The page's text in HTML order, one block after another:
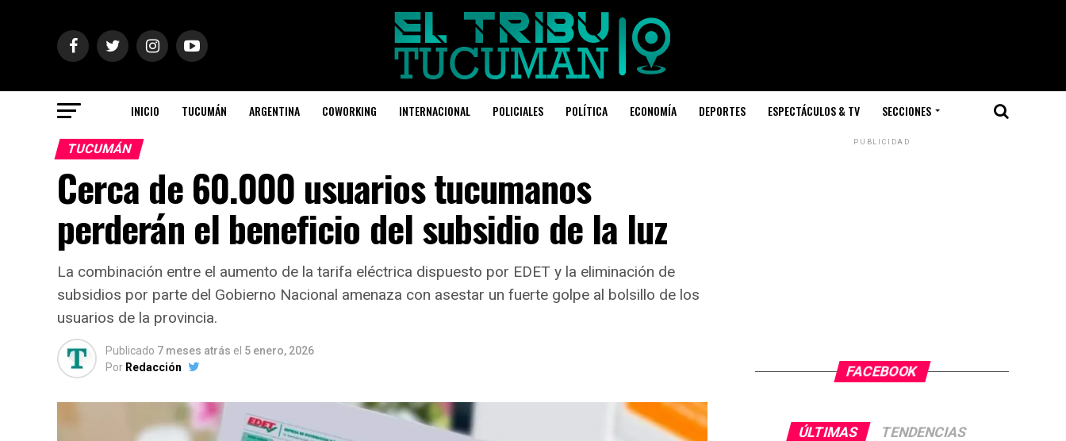
INICIO TUCUMÁN ARGENTINA COWORKING INTERNACIONAL POLICIALES POLÍTICA ECONOMÍA DEPORTES ESPECTÁCULOS & TV SECCIONES
TUCUMÁN
Cerca de 60.000 usuarios tucumanos
perderán el beneficio del subsidio de la luz
La combinación entre el aumento de la tarifa eléctrica dispuesto por EDET y la eliminación de
subsidios por parte del Gobierno Nacional amenaza con asestar un fuerte golpe al bolsillo de los
usuarios de la provincia.
Publicado 7 meses atrás el 5 enero, 2026
Por Redacción
PUBLICIDAD
FACEBOOK
ÚLTIMAS TENDENCIAS